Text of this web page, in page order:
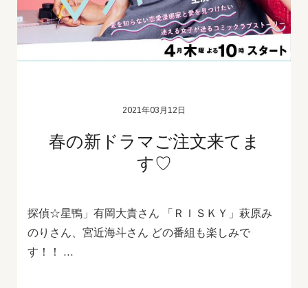
2021年03月12日
春の新ドラマご注文来てま
す♡
探偵☆星鴨」有岡大貴さん 「ＲＩＳＫＹ」萩原み
のりさん、宮近海斗さん どの番組も楽しみで
す！！ …